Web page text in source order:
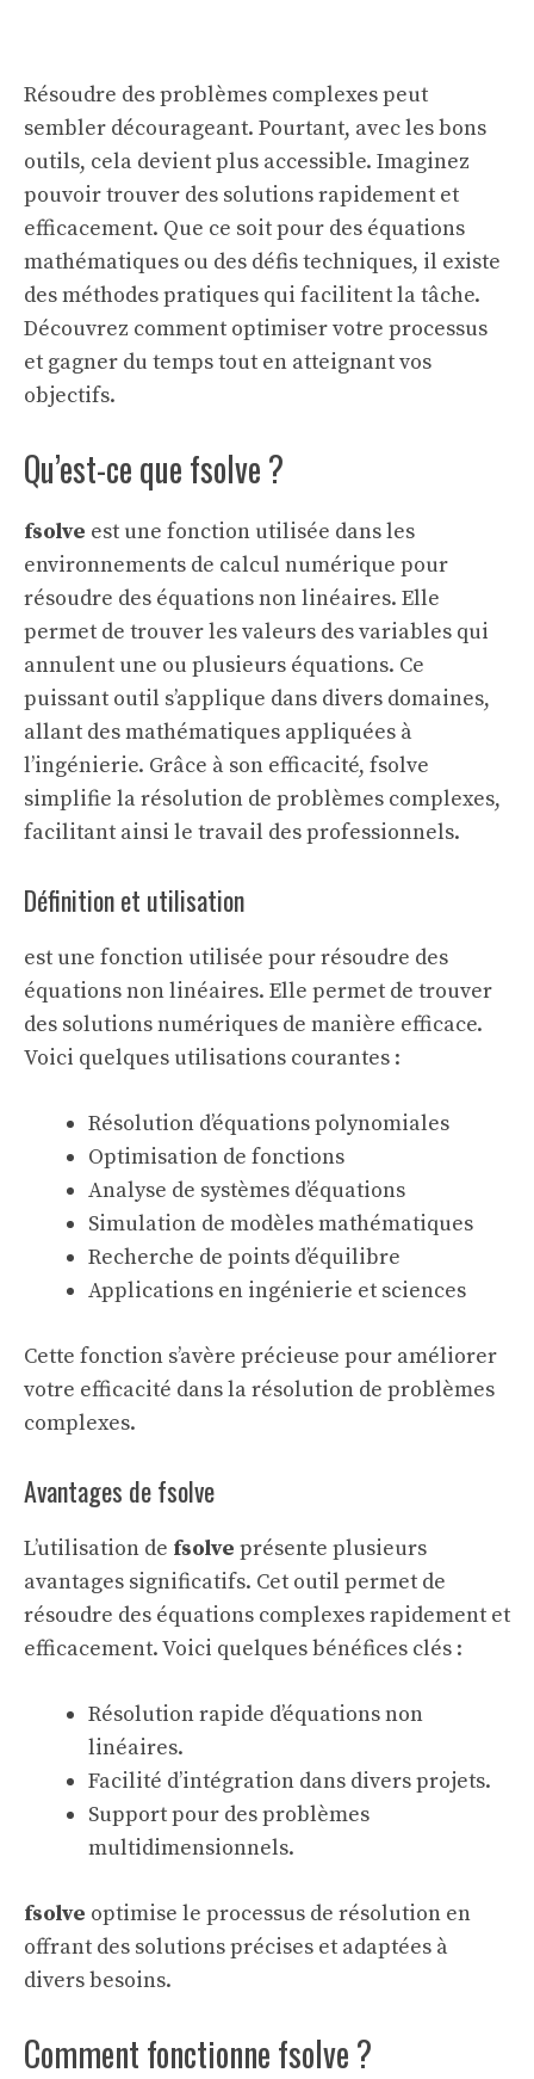
Résoudre des problèmes complexes peut
sembler décourageant. Pourtant, avec les bons
outils, cela devient plus accessible. Imaginez
pouvoir trouver des solutions rapidement et
efficacement. Que ce soit pour des équations
mathématiques ou des défis techniques, il existe
des méthodes pratiques qui facilitent la tâche.
Découvrez comment optimiser votre processus
et gagner du temps tout en atteignant vos
objectifs.
Qu’est-ce que fsolve ?
fsolve est une fonction utilisée dans les
environnements de calcul numérique pour
résoudre des équations non linéaires. Elle
permet de trouver les valeurs des variables qui
annulent une ou plusieurs équations. Ce
puissant outil s’applique dans divers domaines,
allant des mathématiques appliquées à
l’ingénierie. Grâce à son efficacité, fsolve
simplifie la résolution de problèmes complexes,
facilitant ainsi le travail des professionnels.
Définition et utilisation
est une fonction utilisée pour résoudre des
équations non linéaires. Elle permet de trouver
des solutions numériques de manière efficace.
Voici quelques utilisations courantes :
Résolution d’équations polynomiales
Optimisation de fonctions
Analyse de systèmes d’équations
Simulation de modèles mathématiques
Recherche de points d’équilibre
Applications en ingénierie et sciences
Cette fonction s’avère précieuse pour améliorer
votre efficacité dans la résolution de problèmes
complexes.
Avantages de fsolve
L’utilisation de fsolve présente plusieurs
avantages significatifs. Cet outil permet de
résoudre des équations complexes rapidement et
efficacement. Voici quelques bénéfices clés :
Résolution rapide d’équations non
linéaires.
Facilité d’intégration dans divers projets.
Support pour des problèmes
multidimensionnels.
fsolve optimise le processus de résolution en
offrant des solutions précises et adaptées à
divers besoins.
Comment fonctionne fsolve ?